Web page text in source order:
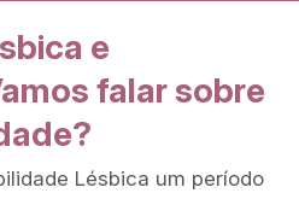
e
falar sobre
Lésbica um período